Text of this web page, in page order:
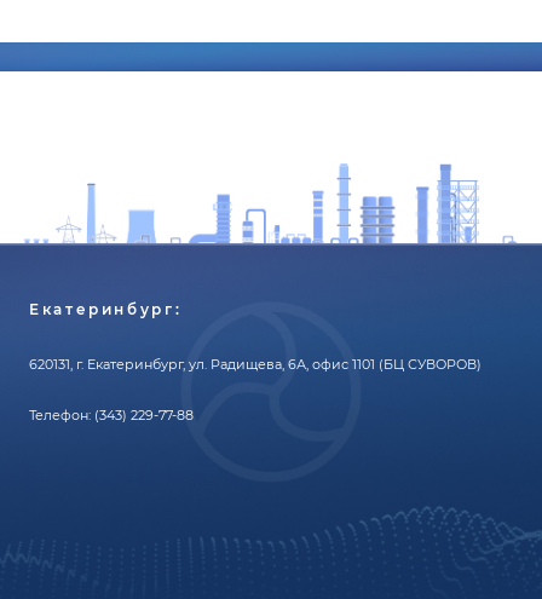
Екатеринбург:
620131, г. Екатеринбург, ул. Радищева, 6А, офис 1101 (БЦ СУВОРОВ)
Телефон: (343) 229-77-88